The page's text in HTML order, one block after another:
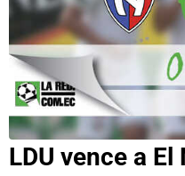
LDU vence a